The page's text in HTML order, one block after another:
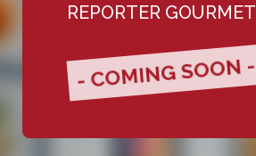
REPORTER GOURMET
- COMING SOON -